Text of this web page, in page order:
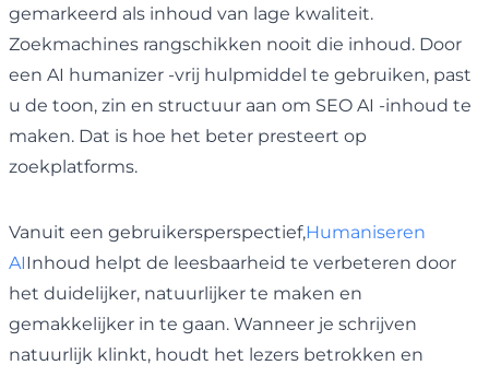
gemarkeerd als inhoud van lage kwaliteit.
Zoekmachines rangschikken nooit die inhoud. Door
een AI humanizer -vrij hulpmiddel te gebruiken, past
u de toon, zin en structuur aan om SEO AI -inhoud te
maken. Dat is hoe het beter presteert op
zoekplatforms.
Vanuit een gebruikersperspectief,Humaniseren
AIInhoud helpt de leesbaarheid te verbeteren door
het duidelijker, natuurlijker te maken en
gemakkelijker in te gaan. Wanneer je schrijven
natuurlijk klinkt, houdt het lezers betrokken en